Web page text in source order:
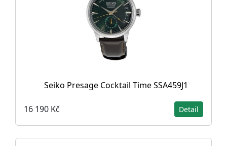
Seiko Presage Cocktail Time SSA459J1
16 190 Kč Detail